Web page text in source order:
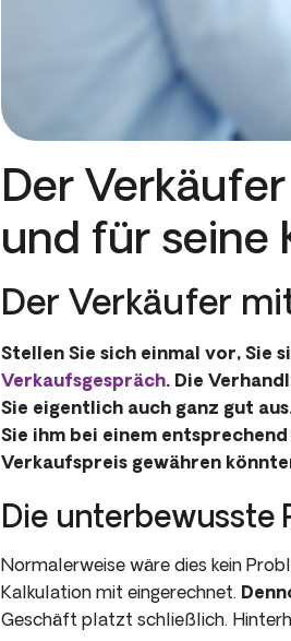
Der
und für seine
Der Verkäufer
Stellen Sie sich einmal vor, Sie
Verkaufsgespräch. Die
Sie eigentlich auch ganz gut
Sie ihm bei einem
Verkaufspreis gewähren
Die unterbewusste
Nor­malerweise wäre dies kein
Kalkulation mit eingerechnet.
Geschäft platzt schließlich.